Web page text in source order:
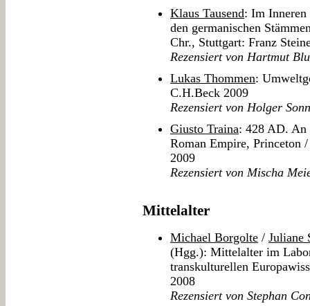
Klaus Tausend: Im Inneren
den germanischen
Chr., Stuttgart: Franz
Rezensiert von Hartmut
Lukas Thommen:
C.H.Beck 2009
Rezensiert von Holger
Giusto Traina: 428 AD. An
Roman Empire, Princeton
2009
Rezensiert von Mischa
Mittelalter
Michael Borgolte / Juliane
(Hgg.): Mittelalter im
transkulturellen
2008
Rezensiert von Stephan